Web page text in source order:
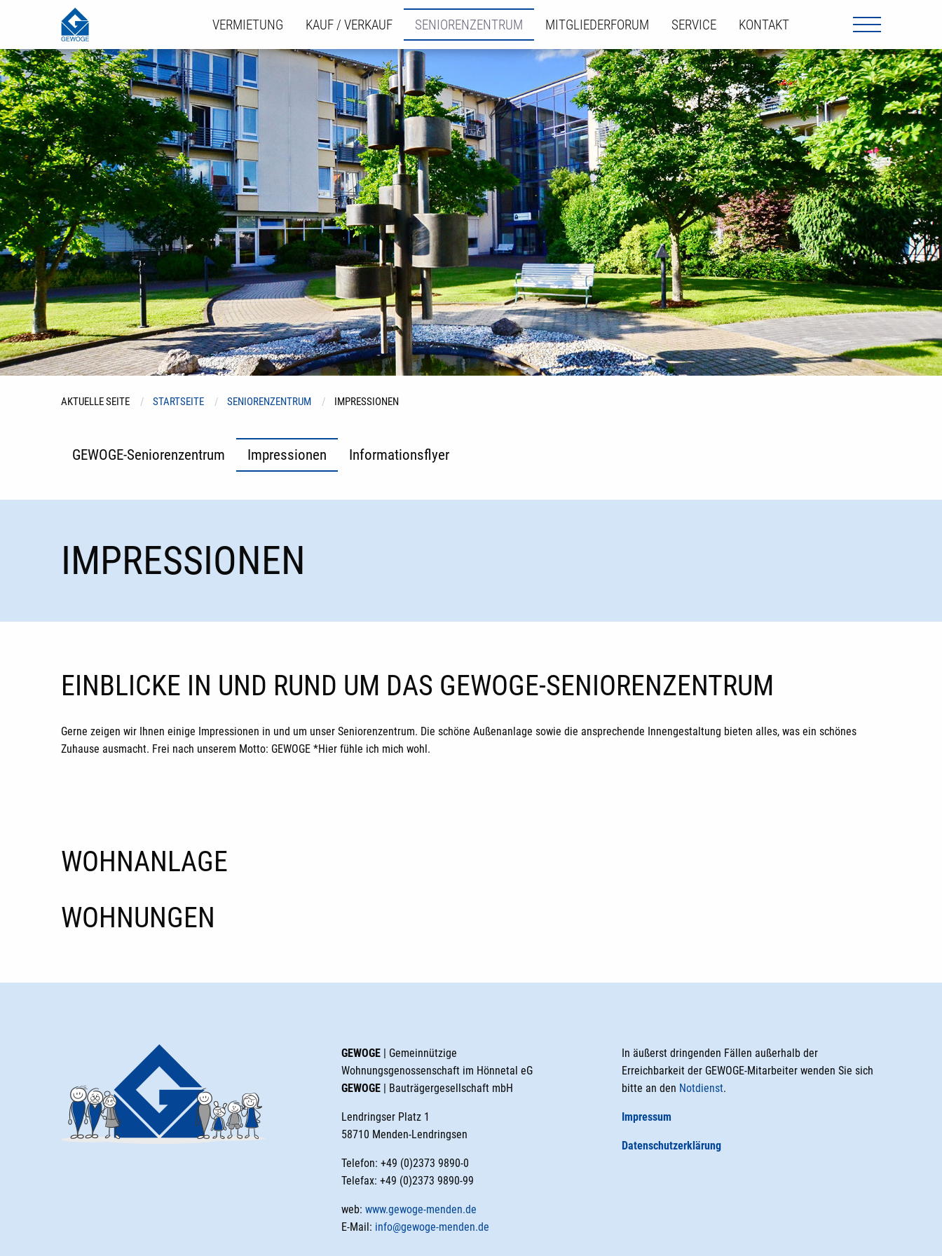
VERMIETUNG KAUF / VERKAUF SENIORENZENTRUM MITGLIEDERFORUM SERVICE KONTAKT
AKTUELLE SEITE STARTSEITE SENIORENZENTRUM IMPRESSIONEN
GEWOGE-Seniorenzentrum Impressionen Informationsflyer
IMPRESSIONEN
EINBLICKE IN UND RUND UM DAS GEWOGE-SENIORENZENTRUM
Gerne zeigen wir Ihnen einige Impressionen in und um unser Seniorenzentrum. Die schöne Außenanlage sowie die ansprechende Innengestaltung bieten alles, was ein schönes
Zuhause ausmacht. Frei nach unserem Motto: GEWOGE *Hier fühle ich mich wohl.
WOHNANLAGE
WOHNUNGEN
GEWOGE| Gemeinnützige
Wohnungsgenossenschaft im Hönnetal eG
GEWOGE| Bauträgergesellschaft mbH
Lendringser Platz 1
58710 Menden-Lendringsen
Telefon: +49 (0)2373 9890-0
Telefax: +49 (0)2373 9890-99
web: www.gewoge-menden.de
E-Mail: info@gewoge-menden.de
In äußerst dringenden Fällen außerhalb der
Erreichbarkeit der GEWOGE-Mitarbeiter wenden Sie sich
bitte an den Notdienst.
Impressum
Datenschutzerklärung